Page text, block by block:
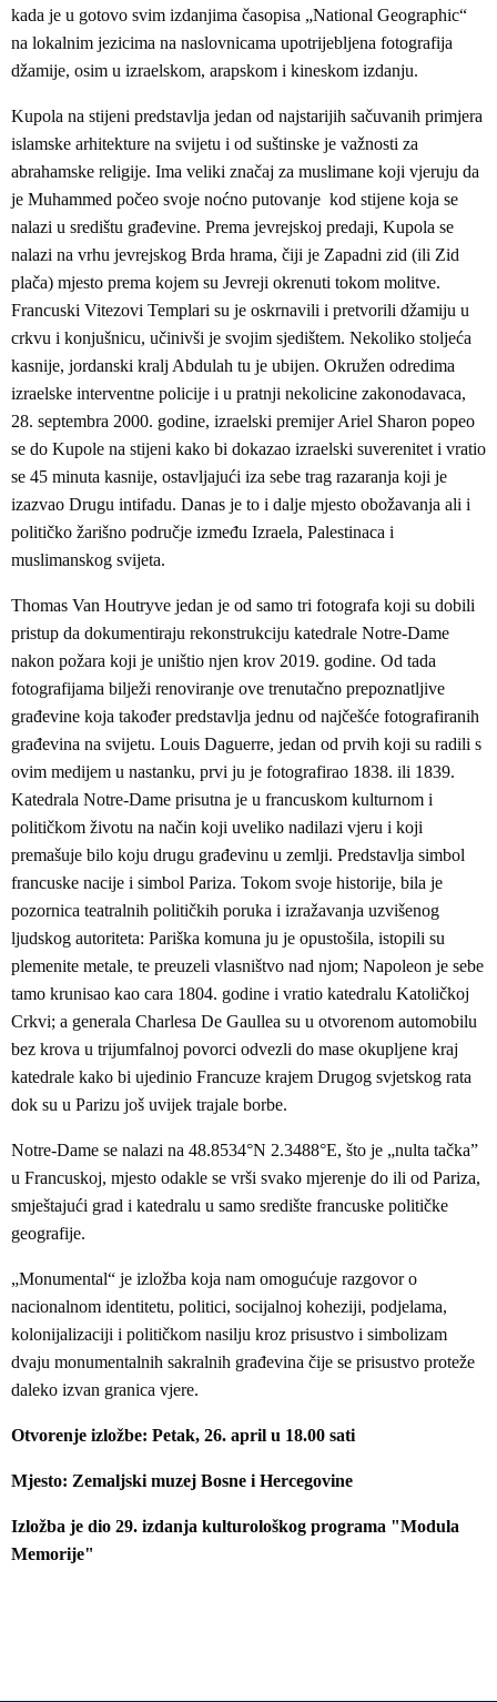
kada je u gotovo svim izdanjima časopisa „National Geographic“
na lokalnim jezicima na naslovnicama upotrijebljena fotografija
džamije, osim u izraelskom, arapskom i kineskom izdanju.
Kupola na stijeni predstavlja jedan od najstarijih sačuvanih primjera
islamske arhitekture na svijetu i od suštinske je važnosti za
abrahamske religije. Ima veliki značaj za muslimane koji vjeruju da
je Muhammed počeo svoje noćno putovanje kod stijene koja se
nalazi u središtu građevine. Prema jevrejskoj predaji, Kupola se
nalazi na vrhu jevrejskog Brda hrama, čiji je Zapadni zid (ili Zid
plača) mjesto prema kojem su Jevreji okrenuti tokom molitve.
Francuski Vitezovi Templari su je oskrnavili i pretvorili džamiju u
crkvu i konjušnicu, učinivši je svojim sjedištem. Nekoliko stoljeća
kasnije, jordanski kralj Abdulah tu je ubijen. Okružen odredima
izraelske interventne policije i u pratnji nekolicine zakonodavaca,
28. septembra 2000. godine, izraelski premijer Ariel Sharon popeo
se do Kupole na stijeni kako bi dokazao izraelski suverenitet i vratio
se 45 minuta kasnije, ostavljajući iza sebe trag razaranja koji je
izazvao Drugu intifadu. Danas je to i dalje mjesto obožavanja ali i
političko žarišno područje između Izraela, Palestinaca i
muslimanskog svijeta.
Thomas Van Houtryve jedan je od samo tri fotografa koji su dobili
pristup da dokumentiraju rekonstrukciju katedrale Notre-Dame
nakon požara koji je uništio njen krov 2019. godine. Od tada
fotografijama bilježi renoviranje ove trenutačno prepoznatljive
građevine koja također predstavlja jednu od najčešće fotografiranih
građevina na svijetu. Louis Daguerre, jedan od prvih koji su radili s
ovim medijem u nastanku, prvi ju je fotografirao 1838. ili 1839.
Katedrala Notre-Dame prisutna je u francuskom kulturnom i
političkom životu na način koji uveliko nadilazi vjeru i koji
premašuje bilo koju drugu građevinu u zemlji. Predstavlja simbol
francuske nacije i simbol Pariza. Tokom svoje historije, bila je
pozornica teatralnih političkih poruka i izražavanja uzvišenog
ljudskog autoriteta: Pariška komuna ju je opustošila, istopili su
plemenite metale, te preuzeli vlasništvo nad njom; Napoleon je sebe
tamo krunisao kao cara 1804. godine i vratio katedralu Katoličkoj
Crkvi; a generala Charlesa De Gaullea su u otvorenom automobilu
bez krova u trijumfalnoj povorci odvezli do mase okupljene kraj
katedrale kako bi ujedinio Francuze krajem Drugog svjetskog rata
dok su u Parizu još uvijek trajale borbe.
Notre-Dame se nalazi na 48.8534°N 2.3488°E, što je „nulta tačka”
u Francuskoj, mjesto odakle se vrši svako mjerenje do ili od Pariza,
smještajući grad i katedralu u samo središte francuske političke
geografije.
„Monumental“ je izložba koja nam omogućuje razgovor o
nacionalnom identitetu, politici, socijalnoj koheziji, podjelama,
kolonijalizaciji i političkom nasilju kroz prisustvo i simbolizam
dvaju monumentalnih sakralnih građevina čije se prisustvo proteže
daleko izvan granica vjere.
Otvorenje izložbe: Petak, 26. april u 18.00 sati
Mjesto: Zemaljski muzej Bosne i Hercegovine
Izložba je dio 29. izdanja kulturološkog programa "Modula
Memorije"